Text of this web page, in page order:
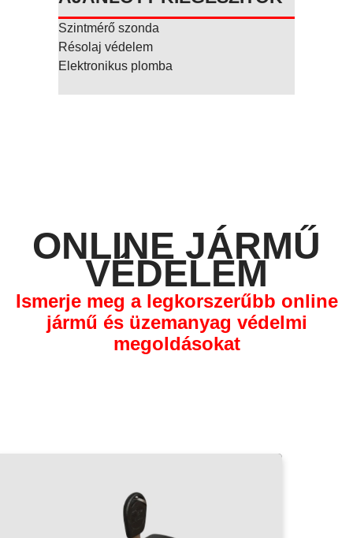
Szintmérő szonda
Résolaj védelem
Elektronikus plomba
ONLINE JÁRMŰ
VÉDELEM
Ismerje meg a legkorszerűbb online
jármű és üzemanyag védelmi
megoldásokat